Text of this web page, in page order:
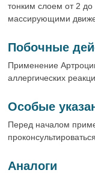
тонким слоем от 2
массирующими
Побочные
Применение
аллергических
Особые
Перед началом
Аналоги